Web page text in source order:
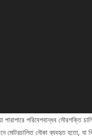
পারাপারে পরিবেশবান্ধব সৌরশক্তি
নৌকা ব্যবহৃত হতো, যা